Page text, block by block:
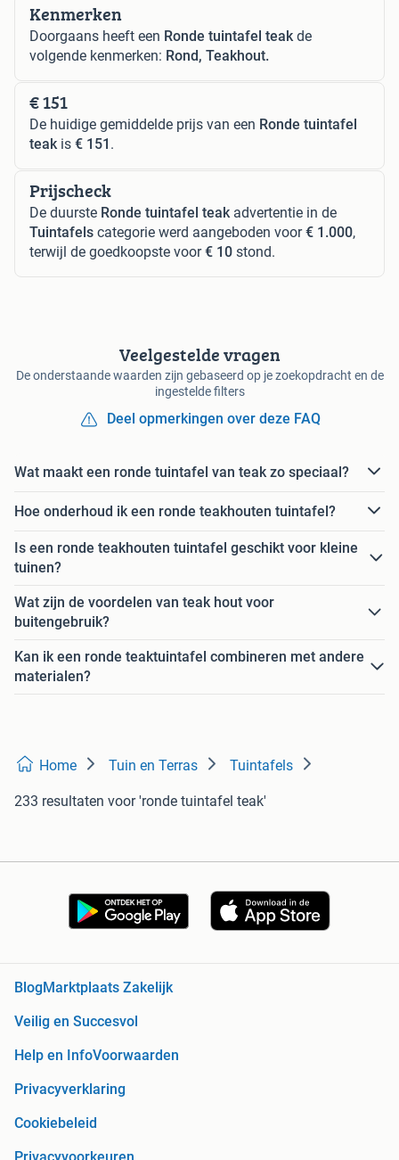
Kenmerken
Doorgaans heeft een Ronde tuintafel teakde
volgende kenmerken: Rond, Teakhout.
€ 151
De huidige gemiddelde prijs van een Ronde tuintafel
teakis € 151 .
Prijscheck
De duurste Ronde tuintafel teakadvertentie in de
Tuintafels categorie werd aangeboden voor€ 1.000,
terwijl de goedkoopste voor€ 10 stond.
Veelgestelde vragen
De onderstaande waarden zijn gebaseerd op je zoekopdracht en de
ingestelde filters
Deel opmerkingen over deze FAQ
Wat maakt een ronde tuintafel van teak zo speciaal?
Hoe onderhoud ik een ronde teakhouten tuintafel?
Is een ronde teakhouten tuintafel geschikt voor kleine
tuinen?
Wat zijn de voordelen van teak hout voor
buitengebruik?
Kan ik een ronde teaktuintafel combineren met andere
materialen?
Home Tuin en Terras Tuintafels
233 resultaten voor 'ronde tuintafel teak'
Blog Marktplaats Zakelijk
Veilig en Succesvol
Help en InfoVoorwaarden
Privacyverklaring
Cookiebeleid